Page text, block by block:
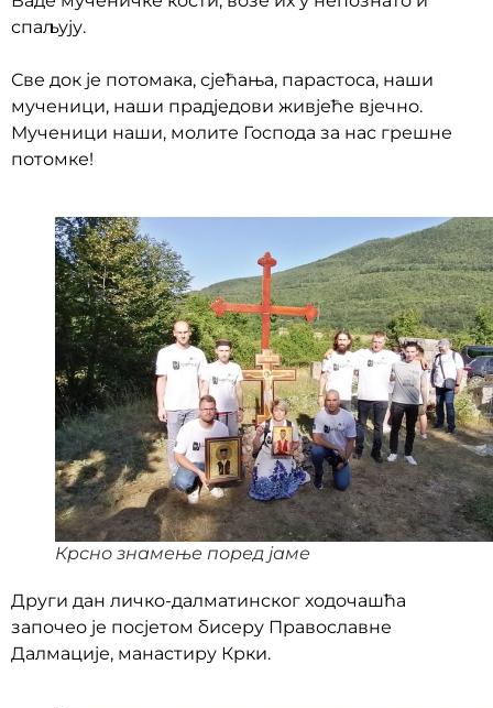
спаљују.
Све док је потомака, сјећања, парастоса, наши
мученици, наши прадједови живјеће вјечно.
Мученици наши, молите Господа за нас грешне
потомке!
Крсно знамење поред јаме
Други дан личко-далматинског ходочашћа
започео је посјетом бисеру Православне
Далмације, манастиру Крки.